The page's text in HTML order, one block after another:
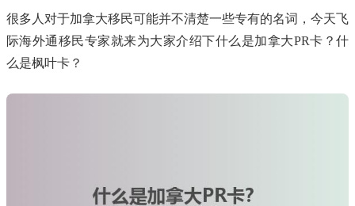
很多人对于加拿大移民可能并不清楚一些专有的名词，今天飞
际海外通移民专家就来为大家介绍下什么是加拿大PR卡？什
么是枫叶卡？